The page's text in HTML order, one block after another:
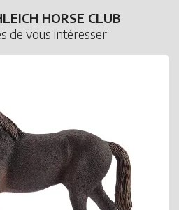
HORSE CLUB
de vous intéresser